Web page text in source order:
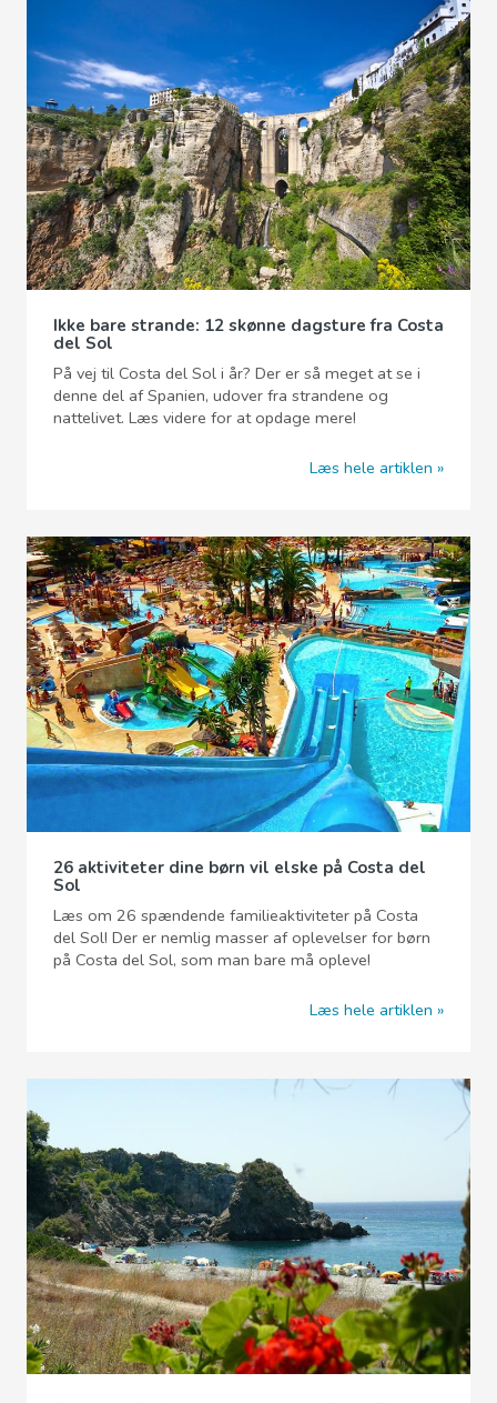
Ikke bare strande: 12 skønne dagsture fra Costa
del Sol
På vej til Costa del Sol i år? Der er så meget at se i
denne del af Spanien, udover fra strandene og
nattelivet. Læs videre for at opdage mere!
Læs hele artiklen
26 aktiviteter dine børn vil elske på Costa del
Sol
Læs om 26 spændende familieaktiviteter på Costa
del Sol! Der er nemlig masser af oplevelser for børn
på Costa del Sol, som man bare må opleve!
Læs hele artiklen